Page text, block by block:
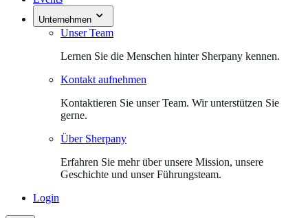
Unternehmen
Unser Team
Lernen Sie die Menschen hinter Sherpany kennen.
Kontakt aufnehmen
Kontaktieren Sie unser Team. Wir unterstützen Sie
gerne.
Über Sherpany
Erfahren Sie mehr über unsere Mission, unsere
Geschichte und unser Führungsteam.
Login